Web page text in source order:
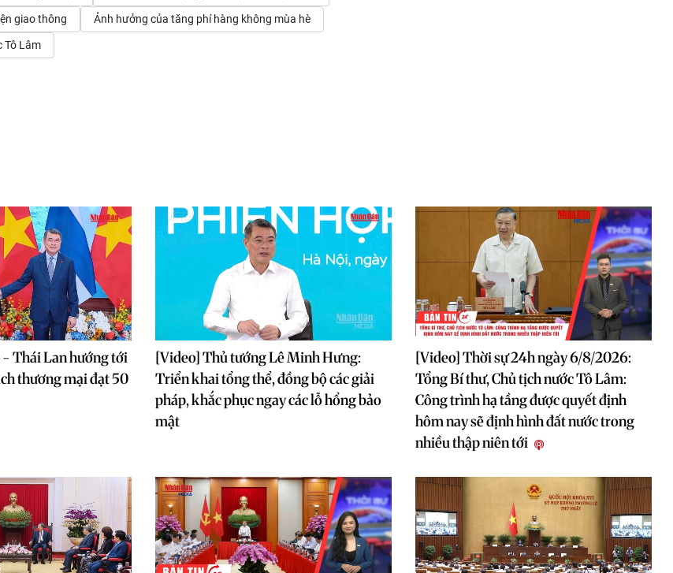
giao thông Ảnh hưởng của tăng phí hàng không mùa hè
Tô Lâm
Thái Lan hướng tới
thương mại đạt 50
[Video] Thủ tướng Lê Minh Hưng:
Triển khai tổng thể, đồng bộ các giải
pháp, khắc phục ngay các lỗ hổng bảo
mật
[Video] Thời sự 24h ngày 6/8/2026:
Tổng Bí thư, Chủ tịch nước Tô Lâm:
Công trình hạ tầng được quyết định
hôm nay sẽ định hình đất nước trong
nhiều thập niên tới